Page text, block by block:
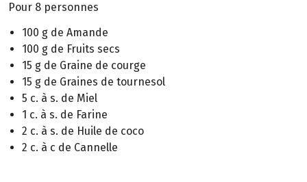
Pour 8 personnes
100 g de Amande
100 g de Fruits secs
15 g de Graine de courge
15 g de Graines de tournesol
5 c. à s. de Miel
1 c. à s. de Farine
2 c. à s. de Huile de coco
2 c. à c de Cannelle